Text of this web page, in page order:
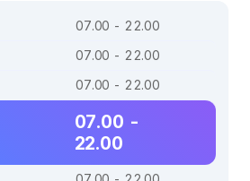
07.00 - 22.00
07.00 - 22.00
07.00 - 22.00
07.00 -
22.00